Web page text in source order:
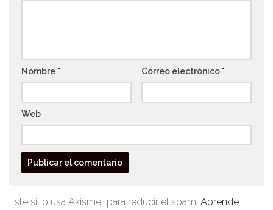
Nombre * Correo electrónico *
Web
Este sitio usa Akismet para reducir el spam. Aprende